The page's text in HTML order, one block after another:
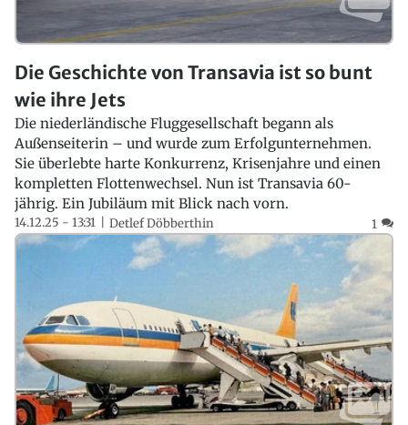
Die Geschichte von Transavia ist so bunt
wie ihre Jets
Die niederländische Fluggesellschaft begann als
Außenseiterin – und wurde zum Erfolgunternehmen.
Sie überlebte harte Konkurrenz, Krisenjahre und einen
kompletten Flottenwechsel. Nun ist Transavia 60-
jährig. Ein Jubiläum mit Blick nach vorn.
14.12.25 - 13:31 Detlef Döbberthin 1